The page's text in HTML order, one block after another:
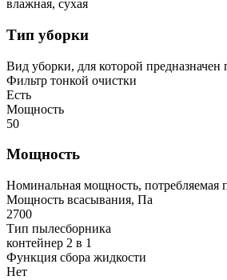
влажная, сухая
Тип уборки
Вид уборки, для которой предназначен
Фильтр тонкой очистки
Есть
Мощность
50
Мощность
Номинальная мощность, потребляемая
Мощность всасывания, Па
2700
Тип пылесборника
контейнер 2 в 1
Функция сбора жидкости
Нет